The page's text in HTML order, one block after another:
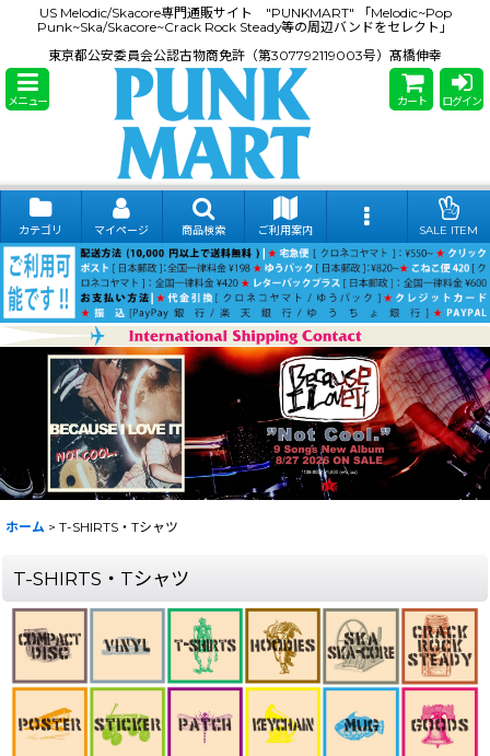
US Melodic/Skacore専門通販サイト "PUNKMART" 「Melodic~Pop
Punk~Ska/Skacore~Crack Rock Steady等の周辺バンドをセレクト」
東京都公安委員会公認古物商免許（第307792119003号）髙橋伸幸
メニュー カート ログイン
カテゴリ マイページ 商品検索 ご利用案内 SALE ITEM
ホーム > T-SHIRTS・Tシャツ
T-SHIRTS・Tシャツ